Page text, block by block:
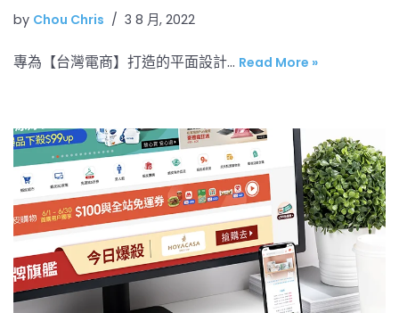
by Chou Chris 3 8 月, 2022
專為【台灣電商】打造的平面設計… Read More »